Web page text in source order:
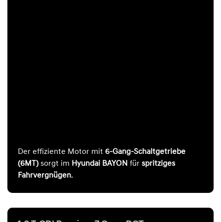
Der effiziente Motor mit 6-Gang-Schaltgetriebe
(6MT) sorgt im Hyundai BAYON für spritziges
Fahrvergnügen.